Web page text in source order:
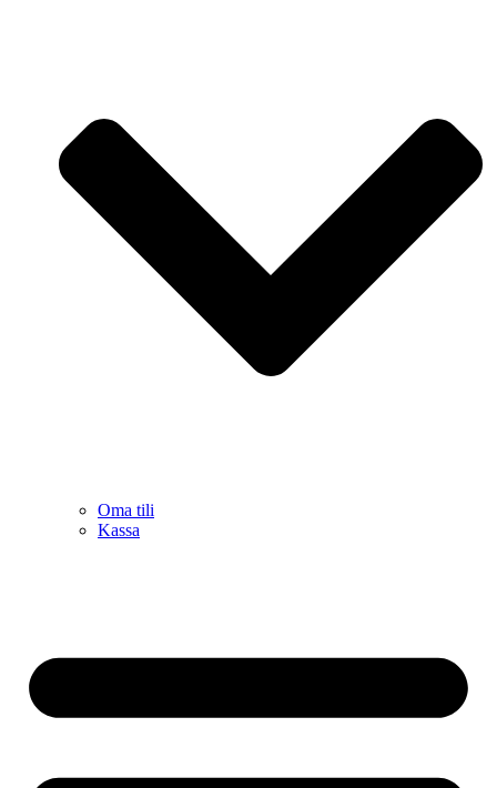
Oma tili
Kassa